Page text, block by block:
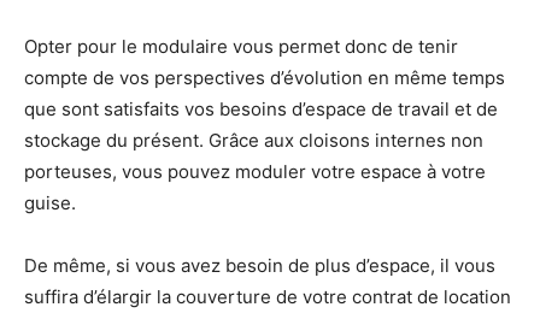
Opter pour le modulaire vous permet donc de tenir
compte de vos perspectives d’évolution en même temps
que sont satisfaits vos besoins d’espace de travail et de
stockage du présent. Grâce aux cloisons internes non
porteuses, vous pouvez moduler votre espace à votre
guise.
De même, si vous avez besoin de plus d’espace, il vous
suffira d’élargir la couverture de votre contrat de location